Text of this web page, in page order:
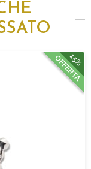
15%
OFFERTA